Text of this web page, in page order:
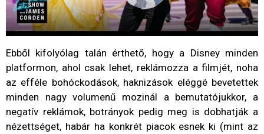
Ebből kifolyólag talán érthető, hogy a Disney minden
platformon, ahol csak lehet, reklámozza a filmjét, noha
az efféle bohóckodások, haknizások eléggé bevetettek
minden nagy volumenű mozinál a bemutatójukkor, a
negatív reklámok, botrányok pedig meg is dobhatják a
nézettséget, habár ha konkrét piacok esnek ki (mint az